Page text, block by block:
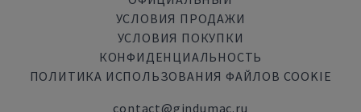
УСЛОВИЯ ПРОДАЖИ
УСЛОВИЯ ПОКУПКИ
КОНФИДЕНЦИАЛЬНОСТЬ
ПОЛИТИКА ИСПОЛЬЗОВАНИЯ ФАЙЛОВ COOKIE
contact@gindumac.ru